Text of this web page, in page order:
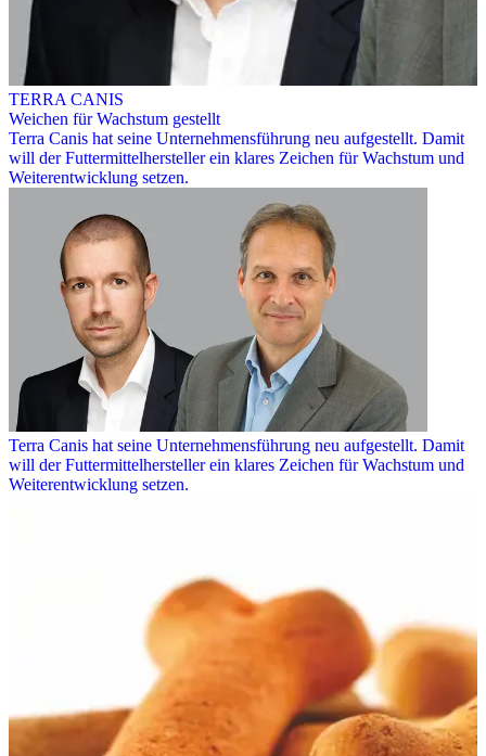
TERRA CANIS
Weichen für Wachstum gestellt
Terra Canis hat seine Unternehmensführung neu aufgestellt. Damit
will der Futtermittelhersteller ein klares Zeichen für Wachstum und
Weiterentwicklung setzen.
Terra Canis hat seine Unternehmensführung neu aufgestellt. Damit
will der Futtermittelhersteller ein klares Zeichen für Wachstum und
Weiterentwicklung setzen.